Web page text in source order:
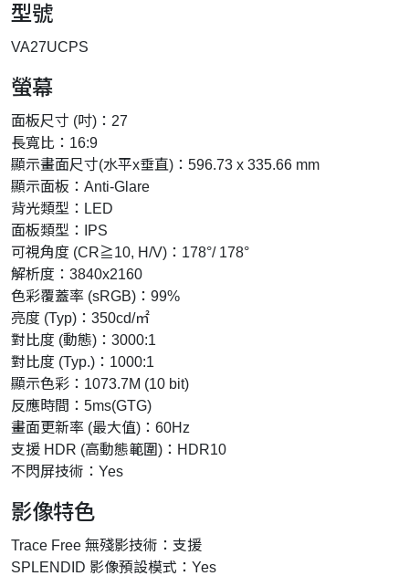
型號
VA27UCPS
螢幕
面板尺寸 (吋)：27
長寬比：16:9
顯示畫面尺寸(水平x垂直)：596.73 x 335.66 mm
顯示面板：Anti-Glare
背光類型：LED
面板類型：IPS
可視角度 (CR≧10, H/V)：178°/ 178°
解析度：3840x2160
色彩覆蓋率 (sRGB)：99%
亮度 (Typ)：350cd/㎡
對比度 (動態)：3000:1
對比度 (Typ.)：1000:1
顯示色彩：1073.7M (10 bit)
反應時間：5ms(GTG)
畫面更新率 (最大值)：60Hz
支援 HDR (高動態範圍)：HDR10
不閃屏技術：Yes
影像特色
Trace Free 無殘影技術：支援
SPLENDID 影像預設模式：Yes